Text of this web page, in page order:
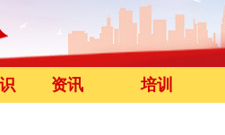
资讯 培训